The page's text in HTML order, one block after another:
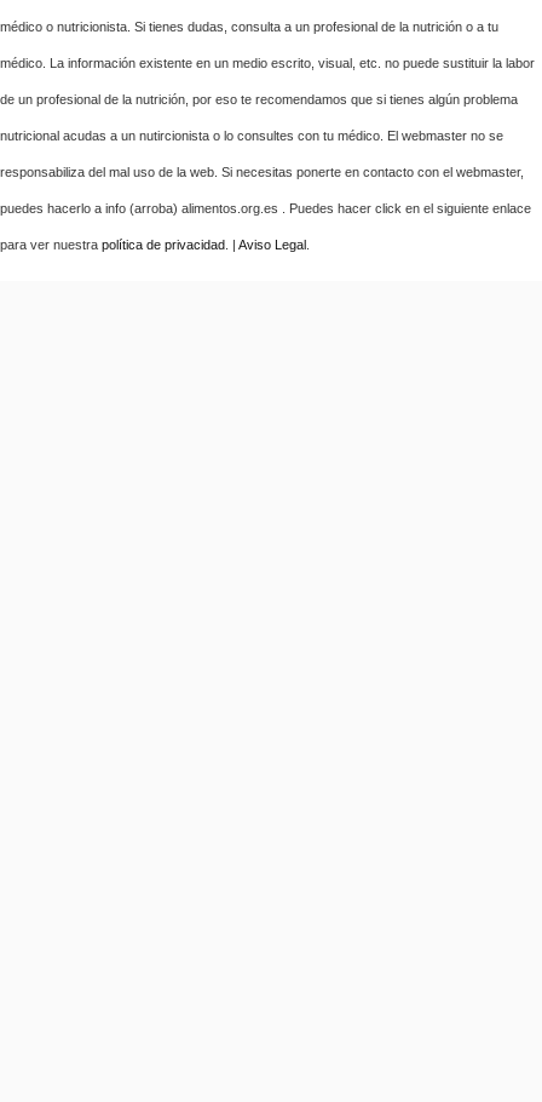
médico o nutricionista. Si tienes dudas, consulta a un profesional de la nutrición o a tu
médico. La información existente en un medio escrito, visual, etc. no puede sustituir la labor
de un profesional de la nutrición, por eso te recomendamos que si tienes algún problema
nutricional acudas a un nutircionista o lo consultes con tu médico. El webmaster no se
responsabiliza del mal uso de la web. Si necesitas ponerte en contacto con el webmaster,
puedes hacerlo a info (arroba) alimentos.org.es . Puedes hacer click en el siguiente enlace
para ver nuestra política de privacidad . | Aviso Legal